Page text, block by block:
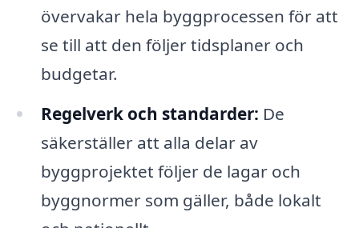
övervakar hela byggprocessen för att
se till att den följer tidsplaner och
budgetar.
Regelverk och standarder: De
säkerställer att alla delar av
byggprojektet följer de lagar och
byggnormer som gäller, både lokalt